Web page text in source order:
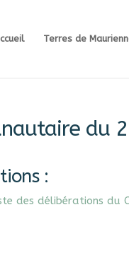
Terres de
du
:
des délibérations du